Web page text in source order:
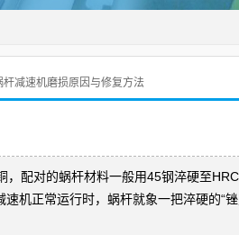
杆减速机磨损原因与修复方法
，配对的蜗杆材料一般用45钢淬硬至
机正常运行时，蜗杆就象一把淬硬的“